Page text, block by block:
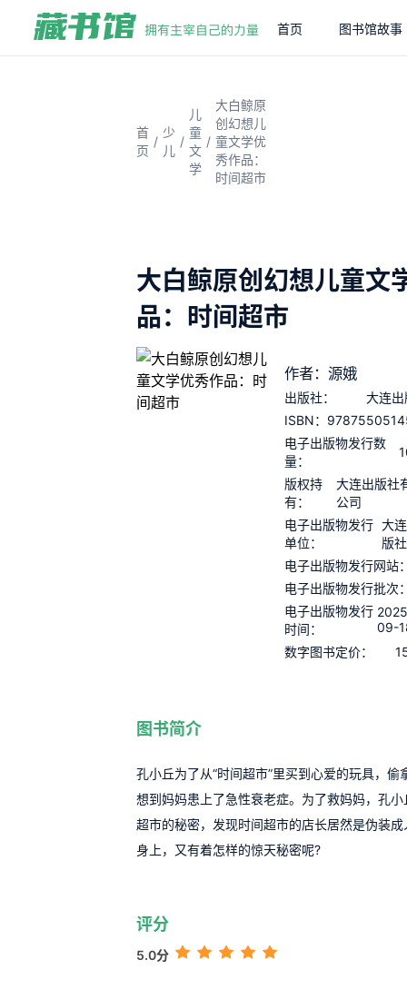
首页 图书馆故事
首
页
/
少
儿
/
儿
童
文
学
/
大白鲸原
创幻想儿
童文学优
秀作品：
时间超市
大白鲸原创幻想儿童文
品：时间超市
作者：源娥
出版社：
大连
ISBN：
电子出版物发行数
量：
版权持
有：
大连出版社
公司
电子出版物发行
单位：
大
版社
电子出版物发行网站
电子出版物发行批次
电子出版物发行
时间：
09-
数字图书定价：
图书简介
孔小丘为了从“时间超市”里买到心爱的玩具，偷
想到妈妈患上了急性衰老症。为了救妈妈，孔
超市的秘密，发现时间超市的店长居然是伪装
身上，又有着怎样的惊天秘密呢?
评分
5.0分